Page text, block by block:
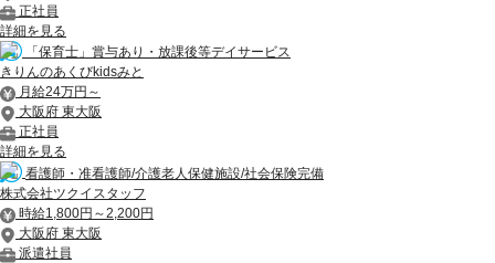
正社員
詳細を見る
「保育士」賞与あり・放課後等デイサービス
きりんのあくびkidsみと
月給24万円～
大阪府 東大阪
正社員
詳細を見る
看護師・准看護師/介護老人保健施設/社会保険完備
株式会社ツクイスタッフ
時給1,800円～2,200円
大阪府 東大阪
派遣社員